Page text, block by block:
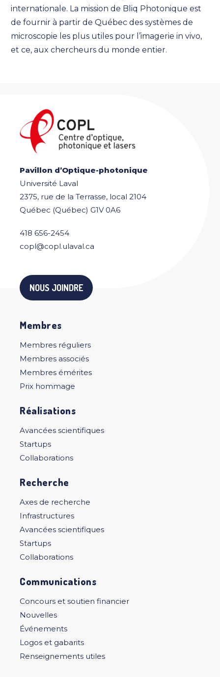
internationale. La mission de Bliq Photonique est
de fournir à partir de Québec des systèmes de
microscopie les plus utiles pour l’imagerie in vivo,
et ce, aux chercheurs du monde entier.
Pavillon d’Optique-photonique
Université Laval
2375, rue de la Terrasse, local 2104
Québec (Québec) G1V 0A6
418 656-2454
copl@copl.ulaval.ca
NOUS JOINDRE
Membres
Membres réguliers
Membres associés
Membres émérites
Prix hommage
Réalisations
Avancées scientifiques
Startups
Collaborations
Recherche
Axes de recherche
Infrastructures
Avancées scientifiques
Startups
Collaborations
Communications
Concours et soutien financier
Nouvelles
Événements
Logos et gabarits
Renseignements utiles